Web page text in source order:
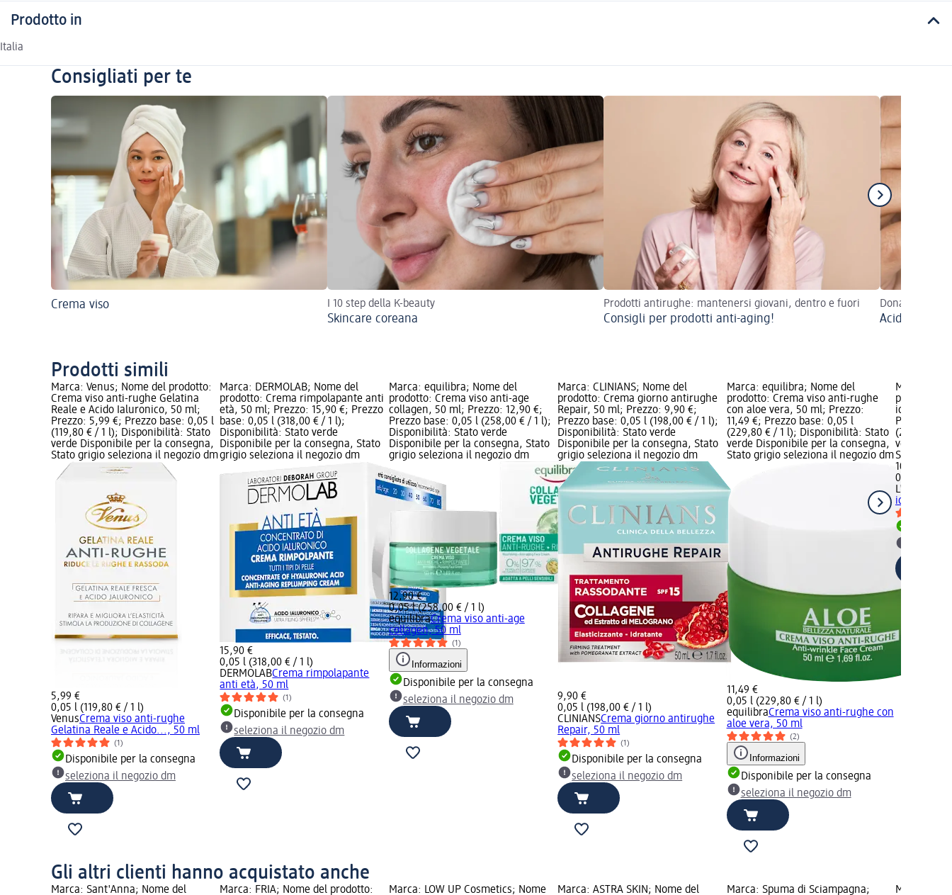
Prodotto in
Italia
Consigliati per te
Crema viso I 10 step della K-beauty
Skincare coreana
Prodotti antirughe: mantenersi giovani, dentro e fuori
Consigli per prodotti anti-aging!
Dona alla tua
Acido
Prodotti simili
Marca: Venus; Nome del prodotto:
Crema viso anti-rughe Gelatina
Reale e Acido Ialuronico, 50 ml;
Prezzo: 5,99 €; Prezzo base: 0,05 l
(119,80 € / 1 l); Disponibilità: Stato
verde Disponibile per la consegna,
Stato grigio seleziona il negozio dm
5,99 €
0,05 l (119,80 € / 1 l)
VenusCrema viso anti-rughe
Gelatina Reale e Acido..., 50 ml
(1)
Disponibile per la consegna
seleziona il negozio dm
Marca: DERMOLAB; Nome del
prodotto: Crema rimpolapante anti
età, 50 ml; Prezzo: 15,90 €; Prezzo
base: 0,05 l (318,00 € / 1 l);
Disponibilità: Stato verde
Disponibile per la consegna, Stato
grigio seleziona il negozio dm
15,90 €
0,05 l (318,00 € / 1 l)
DERMOLABCrema rimpolapante
anti età, 50 ml
(1)
Disponibile per la consegna
seleziona il negozio dm
Marca: equilibra; Nome del
prodotto: Crema viso anti-age
collagen, 50 ml; Prezzo: 12,90 €;
Prezzo base: 0,05 l (258,00 € / 1 l);
Disponibilità: Stato verde
Disponibile per la consegna, Stato
grigio seleziona il negozio dm
12,90 €
0,05 l (258,00 € / 1 l)
equilibraCrema viso anti-age
collagen, 50 ml
(1)
Informazioni
Disponibile per la consegna
seleziona il negozio dm
Marca: CLINIANS; Nome del
prodotto: Crema giorno antirughe
Repair, 50 ml; Prezzo: 9,90 €;
Prezzo base: 0,05 l (198,00 € / 1 l);
Disponibilità: Stato verde
Disponibile per la consegna, Stato
grigio seleziona il negozio dm
9,90 €
0,05 l (198,00 € / 1 l)
CLINIANSCrema giorno antirughe
Repair, 50 ml
(1)
Disponibile per la consegna
seleziona il negozio dm
Marca: equilibra; Nome del
prodotto: Crema viso anti-rughe
con aloe vera, 50 ml; Prezzo:
11,49 €; Prezzo base: 0,05 l
(229,80 € / 1 l); Disponibilità: Stato
verde Disponibile per la consegna,
Stato grigio seleziona il negozio dm
11,49 €
0,05 l (229,80 € / 1 l)
equilibraCrema viso anti-rughe con
aloe vera, 50 ml
(2)
Informazioni
Disponibile per la consegna
seleziona il negozio dm
Marca:
prodotto:
idratante
Prezzo:
(218,00 € /
verde
Stato
10,90 €
0,05 l
idratante
Gli altri clienti hanno acquistato anche
Marca: Sant'Anna; Nome del Marca: FRIA; Nome del prodotto: Marca: LOW UP Cosmetics; Nome Marca: ASTRA SKIN; Nome del Marca: Spuma di Sciampagna; Marca: